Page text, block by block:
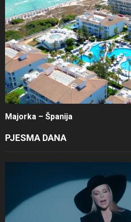
Majorka – Španija
PJESMA DANA